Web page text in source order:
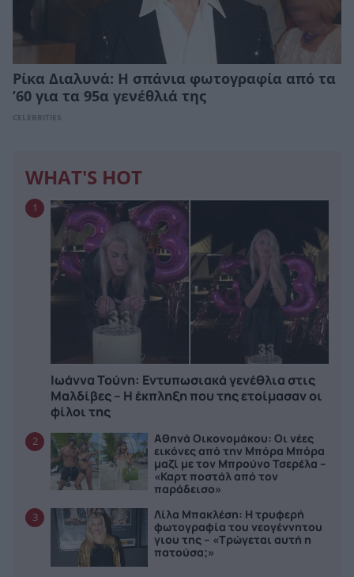
Ρίκα Διαλυνά: Η σπάνια φωτογραφία από τα
’60 για τα 95α γενέθλιά της
CELEBRITIES
WHAT'S HOT
1
Ιωάννα Τούνη: Εντυπωσιακά γενέθλια στις
Μαλδίβες – Η έκπληξη που της ετοίμασαν οι
φίλοι της
2
Αθηνά Οικονομάκου: Οι νέες
εικόνες από την Μπόρα Μπόρα
μαζί με τον Μπρούνο Τσερέλα –
«Καρτ ποστάλ από τον
παράδεισο»
3
Λίλα Μπακλέση: Η τρυφερή
φωτογραφία του νεογέννητου
γιου της – «Τρώγεται αυτή η
πατούσα;»